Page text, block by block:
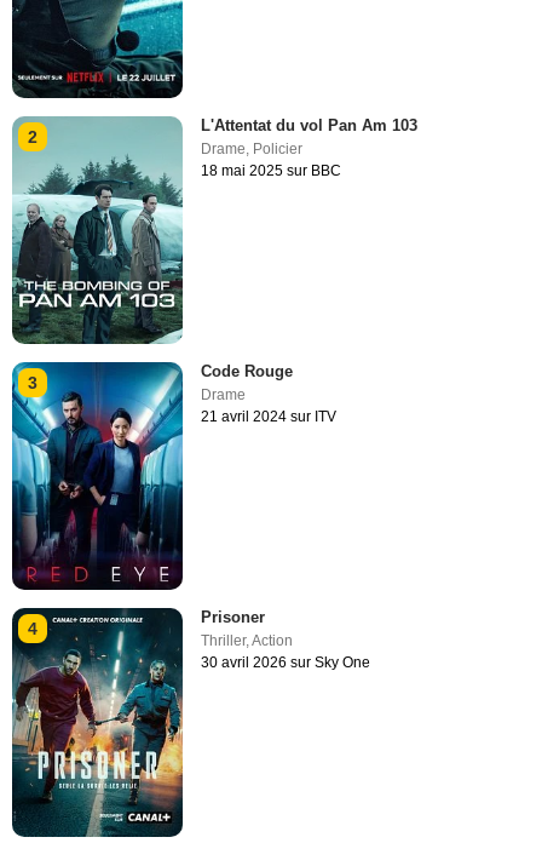
2
L'Attentat du vol Pan Am 103
Drame Policier
18 mai 2025 sur BBC
3
Code Rouge
Drame
21 avril 2024 sur ITV
4
Prisoner
Thriller,Action
30 avril 2026 sur Sky One